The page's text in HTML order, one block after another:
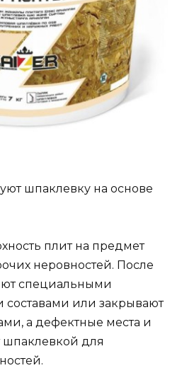
шпаклевку на основе
плит на предмет
неровностей. После
специальными
или закрывают
а дефектные места и
для